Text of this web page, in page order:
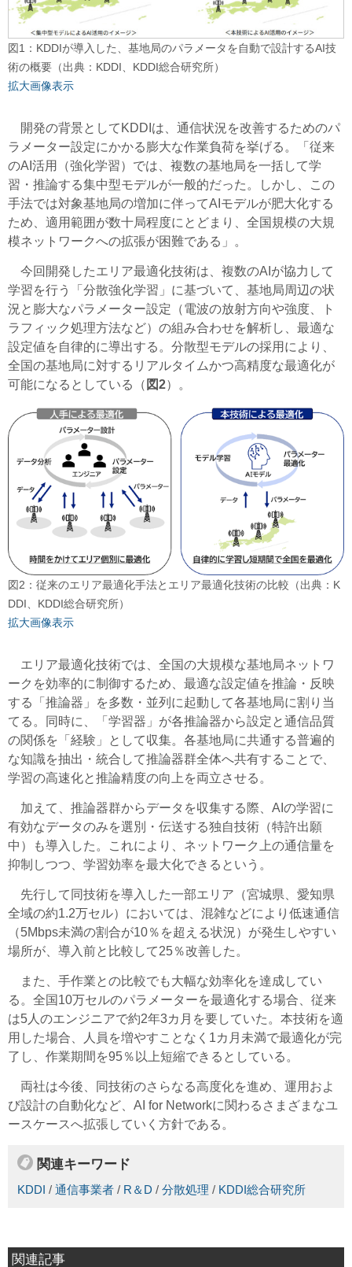
図1：KDDIが導入した、基地局のパラメータを自動で設計するAI技
術の概要（出典：KDDI、KDDI総合研究所）
拡大画像表示
開発の背景としてKDDIは、通信状況を改善するためのパ
ラメーター設定にかかる膨大な作業負荷を挙げる。「従来
のAI活用（強化学習）では、複数の基地局を一括して学
習・推論する集中型モデルが一般的だった。しかし、この
手法では対象基地局の増加に伴ってAIモデルが肥大化する
ため、適用範囲が数十局程度にとどまり、全国規模の大規
模ネットワークへの拡張が困難である」。
今回開発したエリア最適化技術は、複数のAIが協力して
学習を行う「分散強化学習」に基づいて、基地局周辺の状
況と膨大なパラメーター設定（電波の放射方向や強度、ト
ラフィック処理方法など）の組み合わせを解析し、最適な
設定値を自律的に導出する。分散型モデルの採用により、
全国の基地局に対するリアルタイムかつ高精度な最適化が
可能になるとしている（ 図2）。
図2：従来のエリア最適化手法とエリア最適化技術の比較（出典：K
DDI、KDDI総合研究所）
拡大画像表示
エリア最適化技術では、全国の大規模な基地局ネットワ
ークを効率的に制御するため、最適な設定値を推論・反映
する「推論器」を多数・並列に起動して各基地局に割り当
てる。同時に、「学習器」が各推論器から設定と通信品質
の関係を「経験」として収集。各基地局に共通する普遍的
な知識を抽出・統合して推論器群全体へ共有することで、
学習の高速化と推論精度の向上を両立させる。
加えて、推論器群からデータを収集する際、AIの学習に
有効なデータのみを選別・伝送する独自技術（特許出願
中）も導入した。これにより、ネットワーク上の通信量を
抑制しつつ、学習効率を最大化できるという。
先行して同技術を導入した一部エリア（宮城県、愛知県
全域の約1.2万セル）においては、混雑などにより低速通信
（5Mbps未満の割合が10％を超える状況）が発生しやすい
場所が、導入前と比較して25％改善した。
また、手作業との比較でも大幅な効率化を達成してい
る。全国10万セルのパラメーターを最適化する場合、従来
は5人のエンジニアで約2年3カ月を要していた。本技術を適
用した場合、人員を増やすことなく1カ月未満で最適化が完
了し、作業期間を95％以上短縮できるとしている。
両社は今後、同技術のさらなる高度化を進め、運用およ
び設計の自動化など、AI for Networkに関わるさまざまなユ
ースケースへ拡張していく方針である。
関連キーワード
KDDI / 通信事業者 / R＆D / 分散処理 / KDDI総合研究所
関連記事